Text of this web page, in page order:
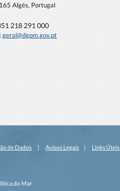
Algés, Portugal
218 291 000
geral@dgpm.gov.pt
de Dados | Avisos Legais | Links Úteis
do Mar